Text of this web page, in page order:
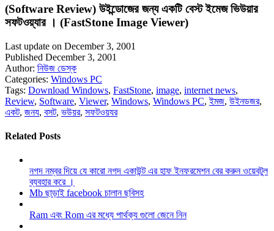
(Software Review) উইন্ডোজের জন্য একটি বেস্ট ইমেজ ভিউয়ার
সফটওয়্যার । (FastStone Image Viewer)
Last update on December 3, 2001
Published December 3, 2001
Author: নিউজ ডেস্ক
Categories: Windows PC
Tags: Download Windows, FastStone, image, internet news,
Review, Software, Viewer, Windows, Windows PC,ইমজ, উইনডজর,
একট, জনয, বসট, ভউয়র, সফটওয়যর
Related Posts
নগদ নম্বর দিয়ে যে কারো নগদ একাউন্ট এর হাফ ইনফরমেশন বের করুন ওয়েবটুল
ব্যবহার করে ।
Mb ছাড়াই facebook চালান ছবিসহ
Ram এবং Rom এর মধ্যে পার্থক্য গুলো জেনে নিন